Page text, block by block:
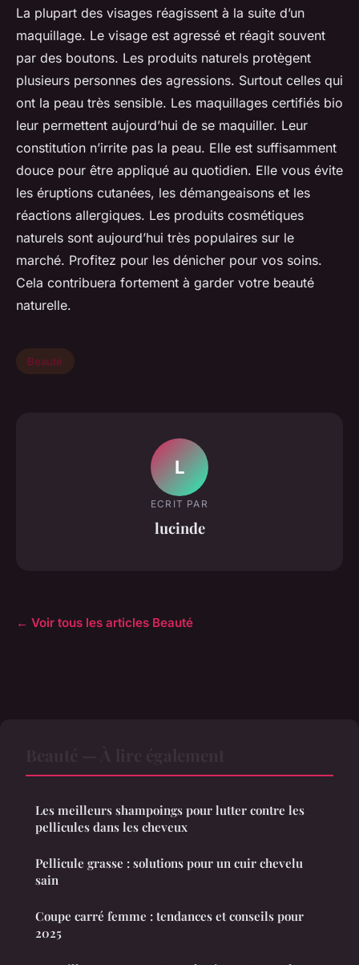
La plupart des visages réagissent à la suite d’un
maquillage. Le visage est agressé et réagit souvent
par des boutons. Les produits naturels protègent
plusieurs personnes des agressions. Surtout celles qui
ont la peau très sensible. Les maquillages certifiés bio
leur permettent aujourd’hui de se maquiller. Leur
constitution n’irrite pas la peau. Elle est suffisamment
douce pour être appliqué au quotidien. Elle vous évite
les éruptions cutanées, les démangeaisons et les
réactions allergiques. Les produits cosmétiques
naturels sont aujourd’hui très populaires sur le
marché. Profitez pour les dénicher pour vos soins.
Cela contribuera fortement à garder votre beauté
naturelle.
Beauté
L
ECRIT PAR
lucinde
← Voir tous les articles Beauté
Les meilleurs shampoings pour lutter contre les
pellicules dans les cheveux
Pellicule grasse : solutions pour un cuir chevelu
sain
Coupe carré femme : tendances et conseils pour
2025